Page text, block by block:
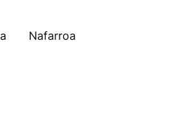
Nafarroa